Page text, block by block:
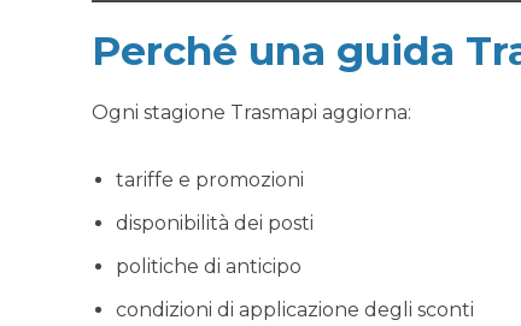
Perché una guida
Ogni stagione Trasmapi aggiorna:
tariffe e promozioni
disponibilità dei posti
politiche di anticipo
condizioni di applicazione degli sconti